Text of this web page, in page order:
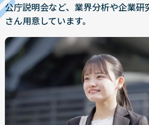
公庁説明会など、業界分析や企業研
さん用意しています。